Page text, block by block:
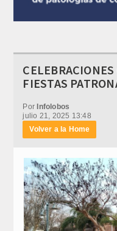
FIESTAS
PorInfolobos
julio 21, 2025 13:48
Volver a la Home